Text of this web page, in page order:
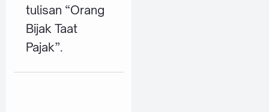
tulisan “Orang
Bijak Taat
Pajak”.